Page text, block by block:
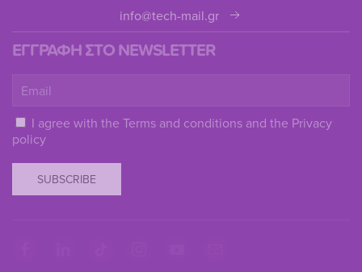
info@tech-mail.gr
ΕΓΓΡΑΦΗ ΣΤΟ NEWSLETTER
I agree with the Terms and conditions and the Privacy
policy
SUBSCRIBE